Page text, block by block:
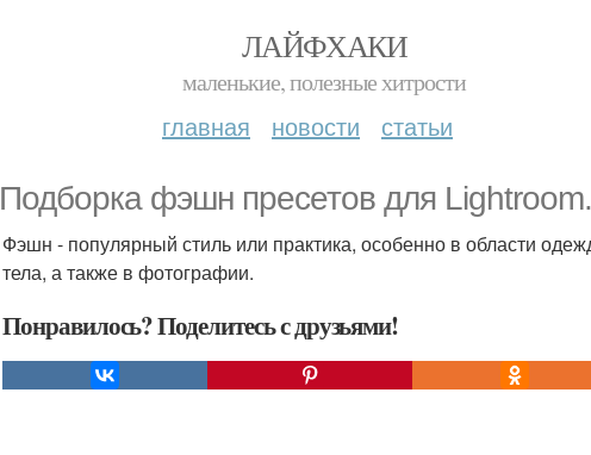
ЛАЙФХАКИ
маленькие, полезные хитрости
главная новости статьи
Подборка фэшн пресетов для Lightroom.
Фэшн - популярный стиль или практика, особенно в области
тела, а также в фотографии.
Понравилось? Поделитесь с друзьями!